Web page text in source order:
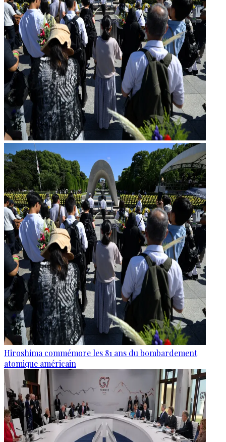
Hiroshima commémore les 81 ans du bombardement
atomique américain